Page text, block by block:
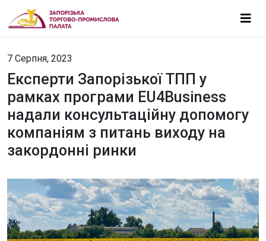
7 Серпня, 2023
Експерти Запорізької ТПП у
рамках програми EU4Business
надали консультаційну допомогу
компаніям з питань виходу на
закордонні ринки